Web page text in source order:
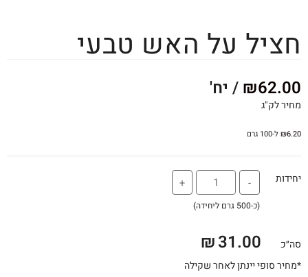
חציל על האש טבעי
₪62.00 / יח'
מחיר לק"ג
₪6.20 ל-100 גרם
יחידות -
+
(כ-500 גרם ליחידה)
סה״כ 31.00
₪
*מחיר סופי יינתן לאחר שקילה